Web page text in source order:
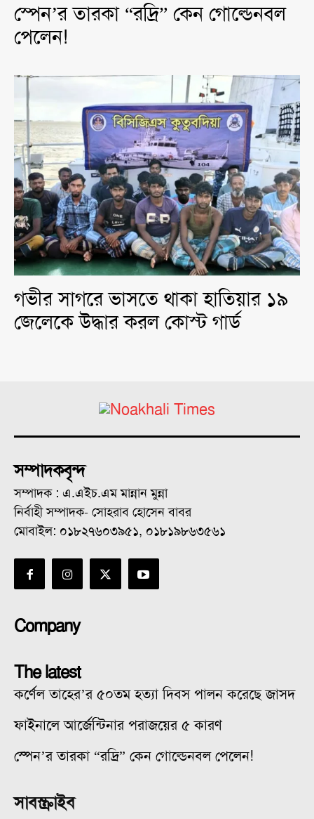
স্পেন’র তারকা “রদ্রি” কেন গোল্ডেনবল
পেলেন!
গভীর সাগরে ভাসতে থাকা হাতিয়ার ১৯
জেলেকে উদ্ধার করল কোস্ট গার্ড
সম্পাদকবৃন্দ
সম্পাদক : এ.এইচ.এম মান্নান মুন্না
নির্বাহী সম্পাদক- সোহরাব হোসেন বাবর
মোবাইল: ০১৮২৭৬০৩৯৫১, ০১৮১৯৮৬৩৫৬১
Company
The latest
কর্ণেল তাহের’র ৫০তম হত্যা দিবস পালন করেছে জাসদ
ফাইনালে আর্জেন্টিনার পরাজয়ের ৫ কারণ
স্পেন’র তারকা “রদ্রি” কেন গোল্ডেনবল পেলেন!
সাবস্ক্রাইব